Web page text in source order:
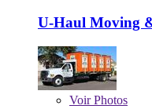
U-Haul Moving
VoirPhotos